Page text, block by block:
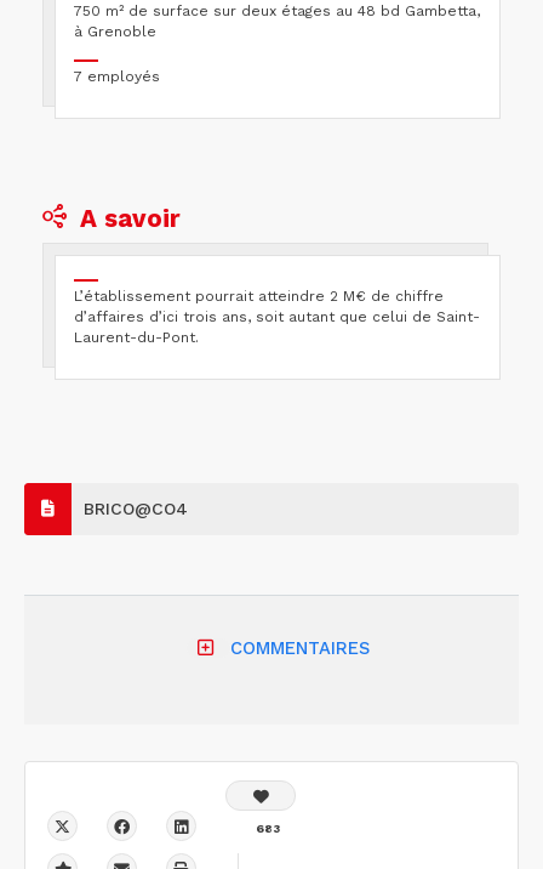
750 m² de surface sur deux étages au 48 bd Gambetta,
à Grenoble
7 employés
A savoir
L’établissement pourrait atteindre 2 M€ de chiffre
d’affaires d’ici trois ans, soit autant que celui de Saint-
Laurent-du-Pont.
BRICO@CO4
COMMENTAIRES
683